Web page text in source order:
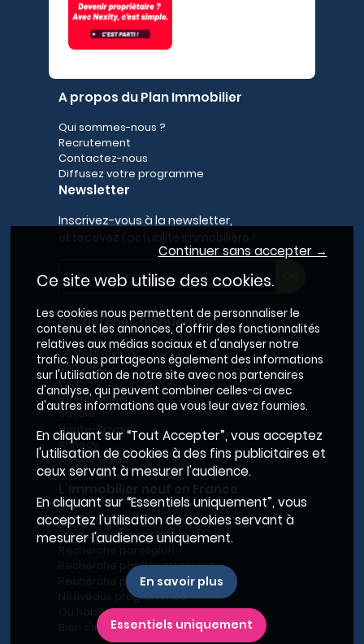
A propos du Plan Immobilier
Qui sommes-nous ?
Recrutement
Contactez-nous
Diffusez votre programme
Newsletter
Inscrivez-vous à la newsletter,
Recherches fréquentes
Grand Paris
Rhône
Lyon
Villeurbanne
Savoie
Haute-Savoie
Annecy
Aix-les-Bains
Le BRS dans la Métropole de Lyon
Promoteurs immobiliers
Recherche par département
Recherche par ville
Nouveaux programmes
Où habiter à Marseille ?
Bien s'installer
Continuer sans accepter →
Ce site web utilise des cookies.
Les cookies nous permettent de personnaliser le
contenu et les annonces, d'offrir des fonctionnalités
relatives aux médias sociaux et d'analyser notre
trafic. Nous partageons également des informations
sur l'utilisation de notre site avec nos partenaires
d'analyse, qui peuvent combiner celles-ci avec
d'autres informations que vous leur avez fournies.
En cliquant sur “Tout Accepter”, vous acceptez
l'utilisation de cookies à des fins publicitaires et
ceux servant à mesurer l'audience.
En cliquant sur “Essentiels uniquement”, vous
acceptez l'utilisation de cookies servant à
mesurer l'audience uniquement.
En savoir plus
Essentiels uniquement